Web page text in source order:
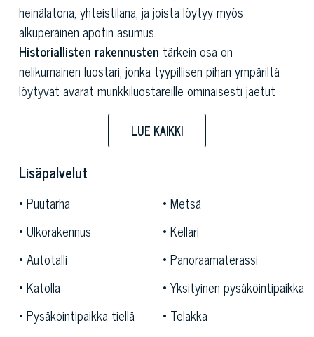
heinälatona, yhteistilana, ja joista löytyy myös
alkuperäinen apotin asumus.
Historiallisten rakennusten tärkein osa on
nelikumainen luostari, jonka tyypillisen pihan ympäriltä
löytyvät avarat munkkiluostareille ominaisesti jaetut
tilat: pohjakerros on yhteistiloina, ja ensimmäisessä
kerroksessa ovat munkkien yksityiset huoneet.
sijaitsee harmoonisen kauniissa
kukkulaisessa maastossa, alueella, joka on tunnettu
näköalojen ympäröimällä harmoonisella rakennusryhmällä
on loistavat mahdollisuudet uutiskäyttöön luksusluokan
loisteliaiden ryhmätilaisuuksien järjestämiseen.
LUE KAIKKI
Lisäpalvelut
Puutarha
Metsä
Ulkorakennus
Kellari
Autotalli
Panoraamaterassi
Katolla
Yksityinen pysäköintipaikka
Pysäköintipaikka tiellä
Telakka